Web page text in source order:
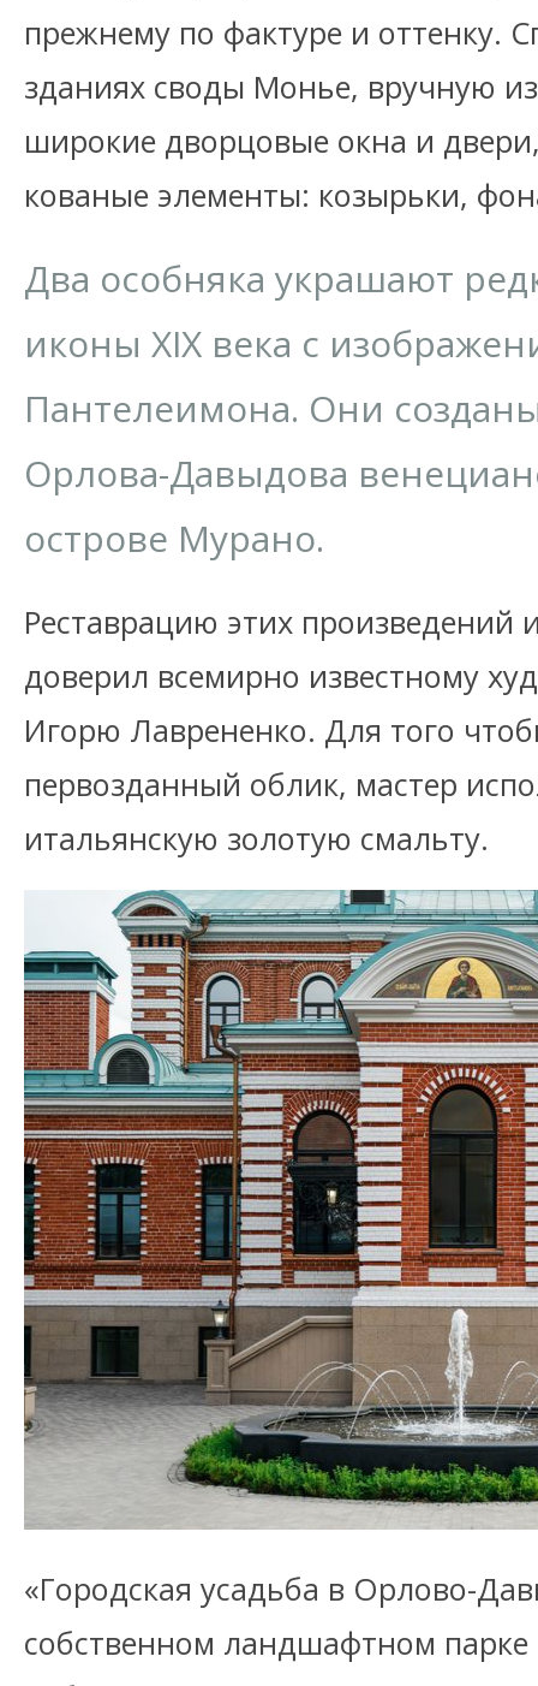
прежнему по фактуре и оттенку.
зданиях своды Монье, вручную
широкие дворцовые окна и
кованые элементы: козырьки,
Два особняка украшают
иконы XIX века c
Пантелеимона. Они
Орлова-Давыдова
острове Мурано.
Реставрацию этих произведений
доверил всемирно известному
Игорю Лаврененко. Для того
первозданный облик, мастер
итальянскую золотую смальту.
«Городская усадьба в Орлово-
собственном ландшафтном